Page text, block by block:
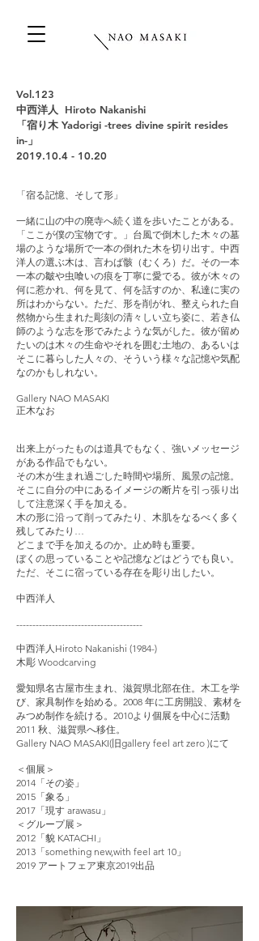
Vol.123
中西洋人 Hiroto Nakanishi
「宿り木 Yadorigi -trees divine spirit resides
in-」
2019.10.4 - 10.20
「宿る記憶、そして形」
一緒に山の中の廃寺へ続く道を歩いたことがある。
「ここが僕の宝物です。」台風で倒木した木々の墓
場のような場所で一本の倒れた木を切り出す。中西
洋人の選ぶ木は、言わば骸（むくろ）だ。その一本
一本の皺や虫喰いの痕を丁寧に愛でる。彼が木々の
何に惹かれ、何を見て、何を話すのか、私達に実の
所はわからない。ただ、形を削がれ、整えられた自
然物から生まれた彫刻の清々しい立ち姿に、若き仏
師のような志を形でみたような気がした。彼が留め
たいのは木々の生命やそれを囲む土地の、あるいは
そこに暮らした人々の、そういう様々な記憶や気配
なのかもしれない。
Gallery NAO MASAKI
正木なお
出来上がったものは道具でもなく、強いメッセージ
がある作品でもない。
その木が生まれ過ごした時間や場所、風景の記憶。
そこに自分の中にあるイメージの断片を引っ張り出
して注意深く手を加える。
木の形に沿って削ってみたり、木肌をなるべく多く
残してみたり…
どこまで手を加えるのか。止め時も重要。
ぼくの思っていることや記憶などはどうでも良い。
ただ、そこに宿っている存在を彫り出したい。
中西洋人
---------------------------------------
中西洋人Hiroto Nakanishi (1984-)
木彫 Woodcarving
愛知県名古屋市生まれ、滋賀県北部在住。木工を学
び、家具制作を始める。2008 年に工房開設、素材を
みつめ制作を続ける。2010より個展を中心に活動
2011 秋、滋賀県へ移住。
Gallery NAO MASAKI(旧gallery feel art zero )にて
＜個展＞
2014「その姿」
2015「象る」
2017「現す arawasu」
＜グループ展＞
2012「貌 KATACHI」
2013「something new,with feel art 10」
2019 アートフェア東京2019出品